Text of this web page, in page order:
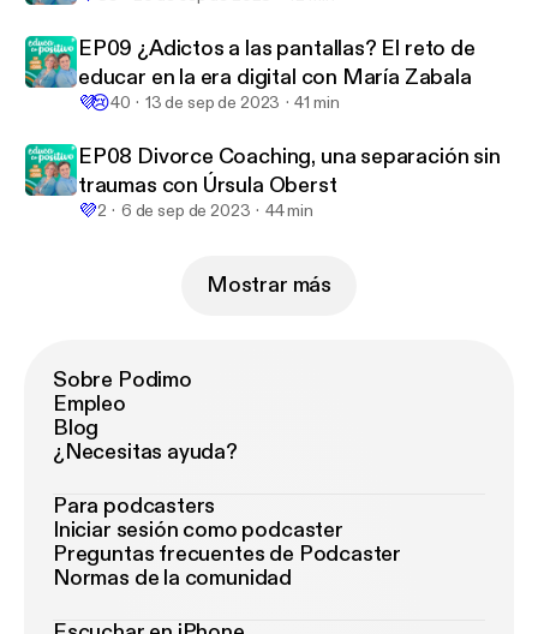
EP09 ¿Adictos a las pantallas? El reto de
educar en la era digital con María Zabala
💜😢40 13 de sep de 2023 41 min
EP08 Divorce Coaching, una separación sin
traumas con Úrsula Oberst
💜2 6 de sep de 2023 44 min
Mostrar más
Sobre Podimo
Empleo
Blog
¿Necesitas ayuda?
Para podcasters
Iniciar sesión como podcaster
Preguntas frecuentes de Podcaster
Normas de la comunidad